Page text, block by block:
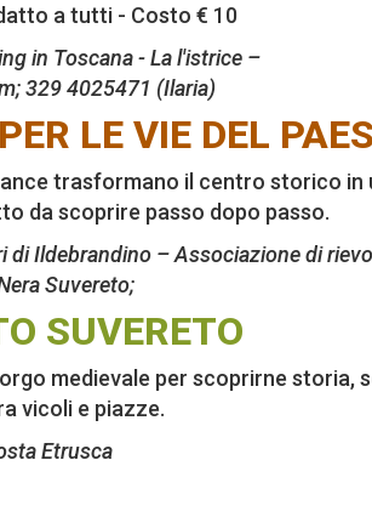
a tutti - Costo € 10
in Toscana - La l'istrice –
; 329 4025471 (Ilaria)
LE VIE DEL
trasformano il centro storico in
da scoprire passo dopo passo.
di Ildebrandino – Associazione di
Suvereto;
SUVERETO
medievale per scoprirne storia,
vicoli e piazze.
Etrusca